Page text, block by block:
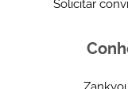
Solicitar